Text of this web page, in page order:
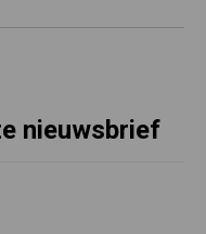
nieuwsbrief